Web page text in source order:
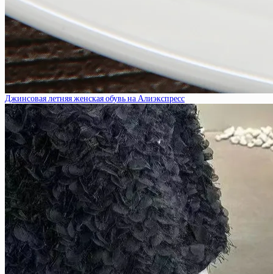
Джинсовая летняя женская обувь на Алиэкспресс